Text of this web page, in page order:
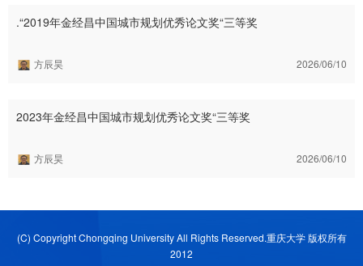
.“2019年金经昌中国城市规划优秀论文奖“三等奖
方辰昊 2026/06/10
2023年金经昌中国城市规划优秀论文奖“三等奖
方辰昊 2026/06/10
(C) Copyright Chongqing University All Rights Reserved.重庆大学 版权所有
2012